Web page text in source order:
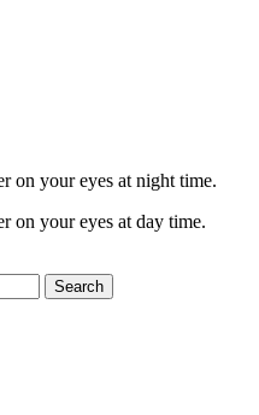
on your eyes at night time.
on your eyes at day time.
Search